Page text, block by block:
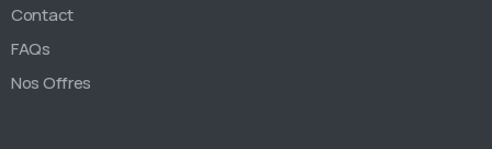
Contact
FAQs
Nos Offres